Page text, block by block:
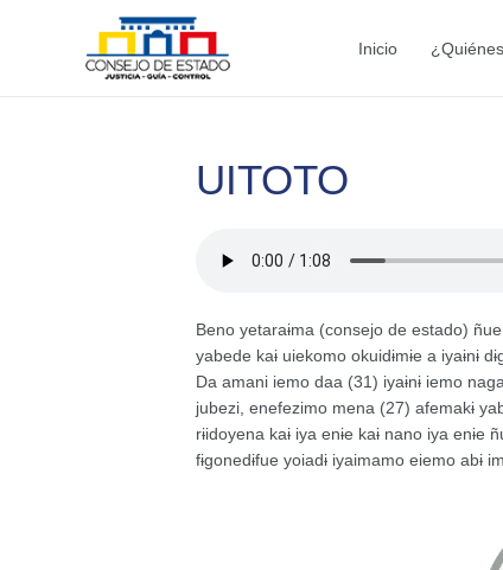
Inicio
UITOTO
Beno yetaraɨma (consejo de estado) ñue
yabede kaɨ uiekomo okuidɨmɨe a iyaɨnɨ
Da amani iemo daa (31) iyaɨnɨ iemo
jubezi, enefezimo mena (27) afemakɨ
rɨidoyena kaɨ iya enɨe kaɨ nano iya enɨe
fɨgonedɨfue yoiadɨ iyaimamo eiemo abɨ